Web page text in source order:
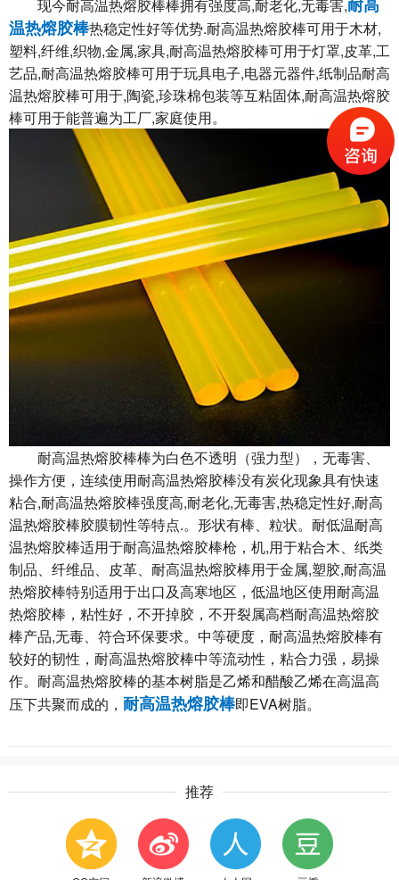
现今耐高温热熔胶棒棒拥有强度高,耐老化,无毒害,
温热熔胶棒热稳定性好等优势.耐高温热熔胶棒可用于木材,
塑料,纤维,织物,金属,家具,耐高温热熔胶棒可用于灯罩,皮革,工
艺品,耐高温热熔胶棒可用于玩具电子,电器元器件,纸制品耐高
温热熔胶棒可用于,陶瓷,珍珠棉包装等互粘固体,耐高温热熔胶
棒可用于能普遍为工厂,家庭使用。
耐高温热熔胶棒棒为白色不透明（强力型），无毒害、
操作方便，连续使用耐高温热熔胶棒没有炭化现象具有快速
粘合,耐高温热熔胶棒强度高,耐老化,无毒害,热稳定性好,耐高
温热熔胶棒胶膜韧性等特点.。形状有棒、粒状。耐低温耐高
温热熔胶棒适用于耐高温热熔胶棒枪，机,用于粘合木、纸类
制品、纤维品、皮革、耐高温热熔胶棒用于金属,塑胶,耐高温
热熔胶棒特别适用于出口及高寒地区，低温地区使用耐高温
热熔胶棒，粘性好，不开掉胶，不开裂属高档耐高温热熔胶
棒产品,无毒、符合环保要求。中等硬度，耐高温热熔胶棒有
较好的韧性，耐高温热熔胶棒中等流动性，粘合力强，易操
作。耐高温热熔胶棒的基本树脂是乙烯和醋酸乙烯在高温高
压下共聚而成的， 耐高温热熔胶棒即EVA树脂。
推荐